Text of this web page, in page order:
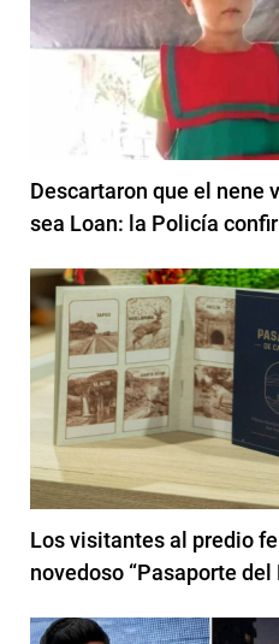
Descartaron que el nene
sea Loan: la Policía
Los visitantes al predio
novedoso “Pasaporte del